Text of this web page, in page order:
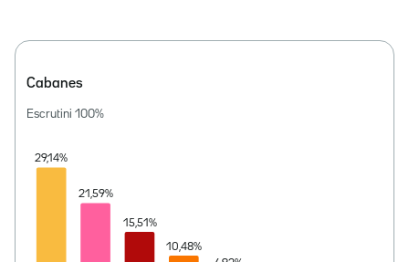
Cabanes
Escrutini 100%